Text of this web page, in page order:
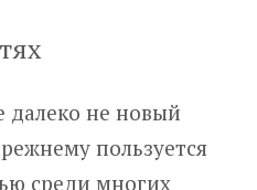
далеко не новый
пользуется
среди многих